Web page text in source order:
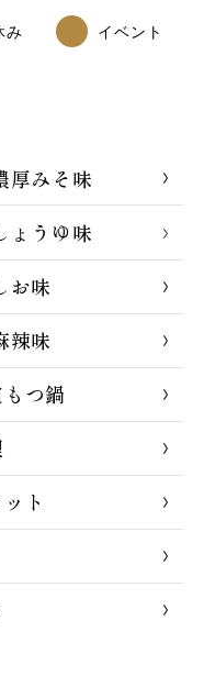
厚みそ味
ょうゆ味
お味
辣味
つ鍋
ト
み イベント